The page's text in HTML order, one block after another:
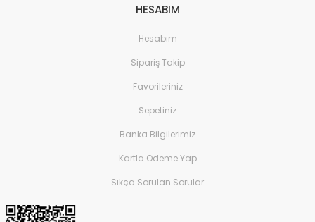
HESABIM
Hesabım
Sipariş Takip
Favorileriniz
Sepetiniz
Banka Bilgilerimiz
Kartla Ödeme Yap
Sıkça Sorulan Sorular